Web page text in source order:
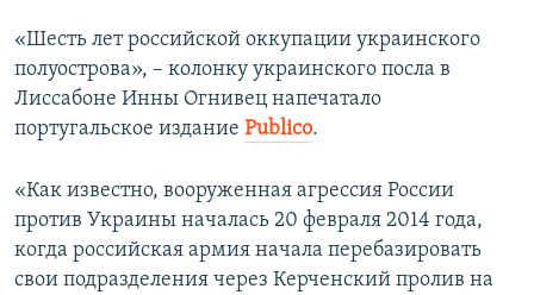
«Шесть лет российской оккупации украинского
полуострова», – колонку украинского посла в
Лиссабоне Инны Огнивец напечатало
португальское издание Publico.
«Как известно, вооруженная агрессия России
против Украины началась 20 февраля 2014 года,
когда российская армия начала перебазировать
свои подразделения через Керченский пролив на